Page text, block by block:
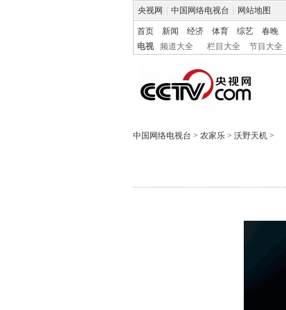
央视网 中国网络电视台 网站地图
首页 新闻 经济 体育 综艺 春晚
电视
频道大全 栏目大全 节目大全
中国网络电视台 > 农家乐 > 沃野天机 >